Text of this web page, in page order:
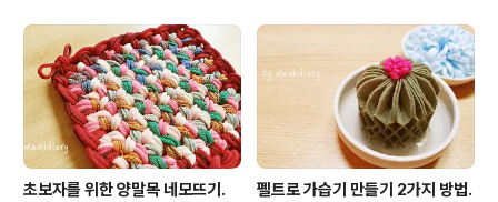
and.
초보자를 위한 양말목 네모뜨기.
펠트로 가습기 만들기 2가지 방법.